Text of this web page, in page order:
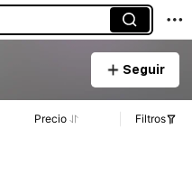
Seguir
Precio Filtros